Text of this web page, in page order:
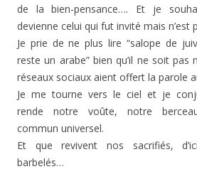
de la bien-pensance…. Et je
devienne celui qui fut invité mais n’est
Je prie de ne plus lire “salope de
reste un arabe” bien qu’il ne soit pas
réseaux sociaux aient offert la parole
Je me tourne vers le ciel et je
rende notre voûte, notre
commun universel.
Et que revivent nos sacrifiés,
barbelés…